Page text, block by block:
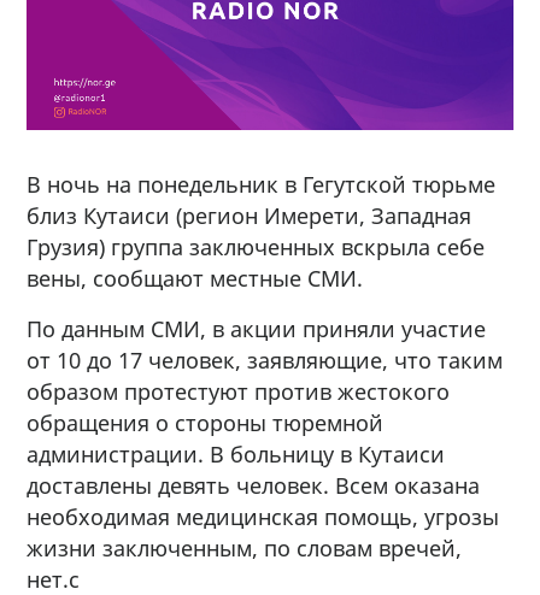
В ночь на понедельник в Гегутской тюрьме
близ Кутаиси (регион Имерети, Западная
Грузия) группа заключенных вскрыла себе
вены, сообщают местные СМИ.
По данным СМИ, в акции приняли участие
от 10 до 17 человек, заявляющие, что таким
образом протестуют против жестокого
обращения о стороны тюремной
администрации. В больницу в Кутаиси
доставлены девять человек. Всем оказана
необходимая медицинская помощь, угрозы
жизни заключенным, по словам вречей,
нет.с